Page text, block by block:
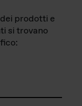
prodotti e
si trovano